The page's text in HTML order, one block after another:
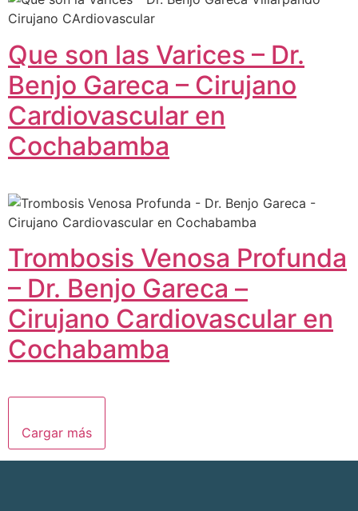
Que son las Varices – Dr.
Benjo Gareca – Cirujano
Cardiovascular en
Cochabamba
Trombosis Venosa Profunda
– Dr. Benjo Gareca –
Cirujano Cardiovascular en
Cochabamba
Cargar más